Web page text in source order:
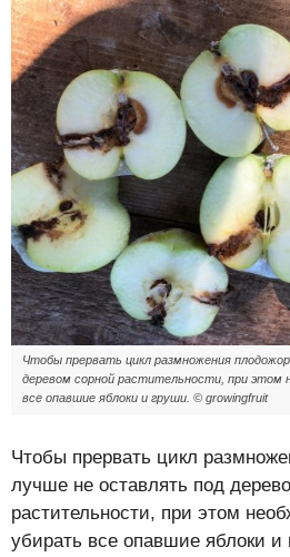
Чтобы прервать цикл размножения
деревом сорной растительности, при этом
все опавшие яблоки и груши. © growingfruit
Чтобы прервать цикл
лучше не оставлять под
растительности, при этом
убирать все опавшие яблоки